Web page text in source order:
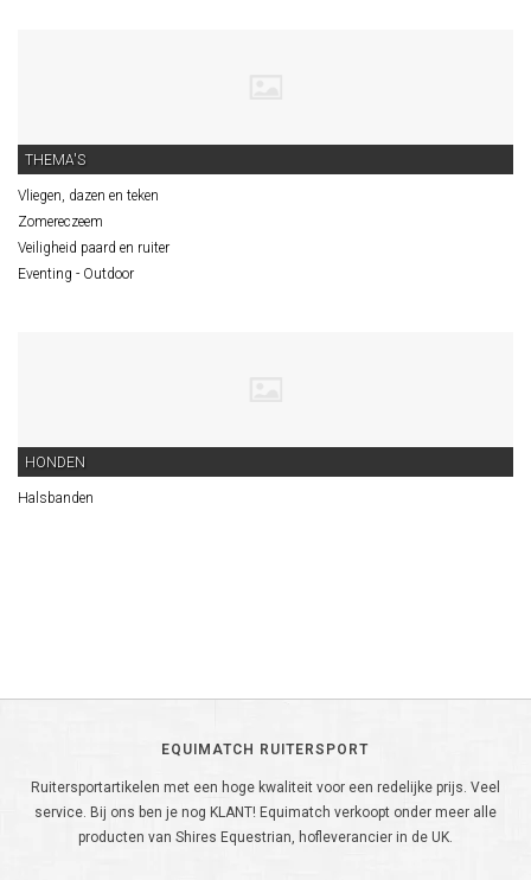
THEMA'S
Vliegen, dazen en teken
Zomereczeem
Veiligheid paard en ruiter
Eventing - Outdoor
HONDEN
Halsbanden
EQUIMATCH RUITERSPORT
Ruitersportartikelen met een hoge kwaliteit voor een redelijke prijs. Veel
service. Bij ons ben je nog KLANT! Equimatch verkoopt onder meer alle
producten van Shires Equestrian, hofleverancier in de UK.